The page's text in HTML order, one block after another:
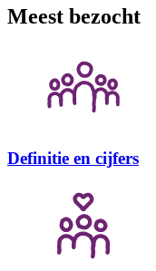
Meest bezocht
Definitie en cijfers